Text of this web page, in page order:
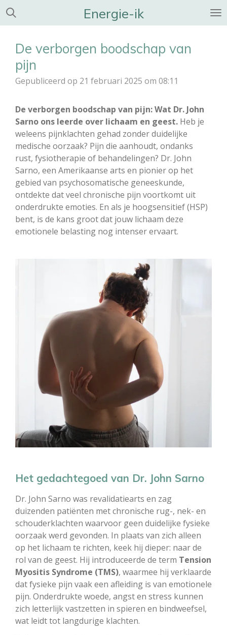
Ga
hoofdinhoud
Energie-ik
De verborgen boodschap van
pijn
Gepubliceerd op 21 februari 2025 om 08:11
De verborgen boodschap van pijn: Wat Dr. John
Sarno ons leerde over lichaam en geest. Heb je
weleens pijnklachten gehad zonder duidelijke
medische oorzaak? Pijn die aanhoudt, ondanks
rust, fysiotherapie of behandelingen? Dr. John
Sarno, een Amerikaanse arts en pionier op het
gebied van psychosomatische geneeskunde,
ontdekte dat veel chronische pijn voortkomt uit
onderdrukte emoties. En als je hoogsensitief (HSP)
bent, is de kans groot dat jouw lichaam deze
emotionele belasting nog intenser ervaart.
Het gedachtegoed van Dr. John Sarno
Dr. John Sarno was revalidatiearts en zag
duizenden patiënten met chronische rug-, nek- en
schouderklachten waarvoor geen duidelijke fysieke
oorzaak werd gevonden. In plaats van zich alleen
op het lichaam te richten, keek hij dieper: naar de
rol van de geest. Hij introduceerde de term Tension
Myositis Syndrome (TMS), waarmee hij verklaarde
dat fysieke pijn vaak een afleiding is van emotionele
pijn. Onderdrukte woede, angst en stress kunnen
zich letterlijk vastzetten in spieren en bindweefsel,
wat leidt tot langdurige klachten.